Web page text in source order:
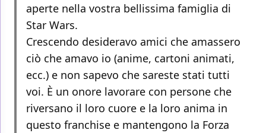
aperte nella vostra bellissima famiglia di
Star Wars.
Crescendo desideravo amici che amassero
ciò che amavo io (anime, cartoni animati,
ecc.) e non sapevo che sareste stati tutti
voi. È un onore lavorare con persone che
riversano il loro cuore e la loro anima in
questo franchise e mantengono la Forza